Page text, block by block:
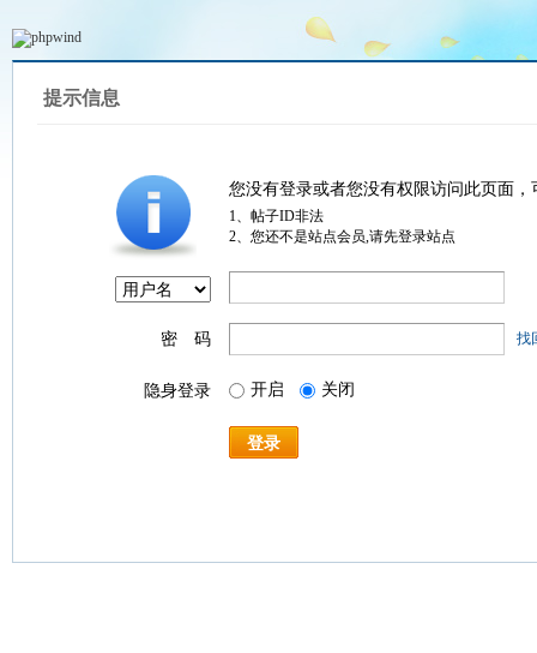
提示信息
您没有登录或者您没有权限访问此页面
1、帖子ID非法
2、您还不是站点会员,请先登录站点
密 码 找
隐身登录 开启 关闭
登录